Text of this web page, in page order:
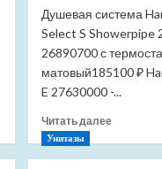
Душевая система
Select S Showerpipe
26890700 с
матовый185100 ₽
E 27630000 -...
Читать далееПрочитать
Унитазы